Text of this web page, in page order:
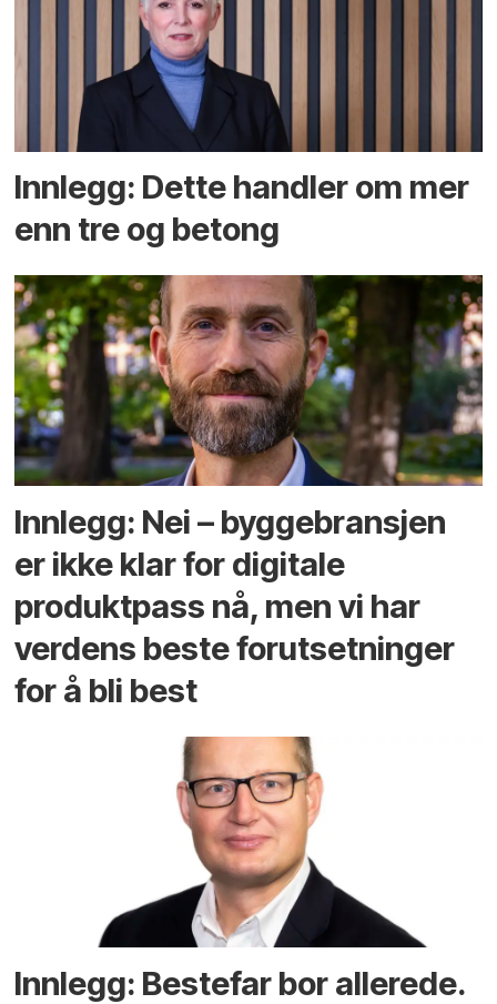
Innlegg: Dette handler om mer
enn tre og betong
Innlegg: Nei – byggebransjen
er ikke klar for digitale
produktpass nå, men vi har
verdens beste forutsetninger
for å bli best
Innlegg: Bestefar bor allerede.